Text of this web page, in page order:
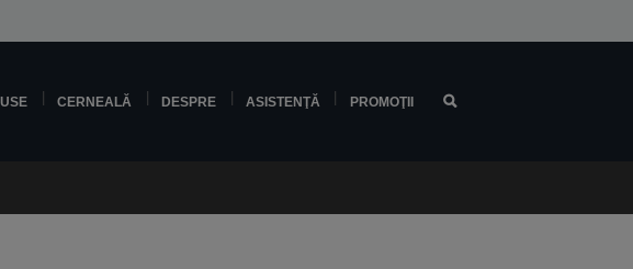
CERNEALĂ DESPRE ASISTENŢĂ PROMOŢII